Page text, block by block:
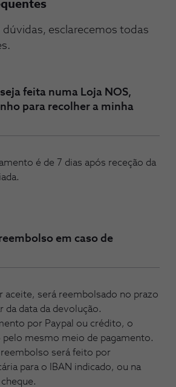
dúvidas, esclarecemos todas
feita numa Loja NOS,
para recolher a minha
é de 7 dias após receção da
em caso de
aceite, será reembolsado no prazo
da data da devolução.
por Paypal ou crédito, o
mesmo meio de pagamento.
será feito por
para o IBAN indicado, ou na